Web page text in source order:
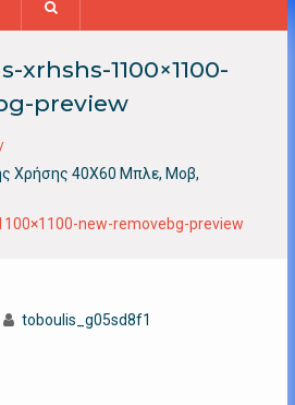
xrhshs-1100×1100-
preview
Χρήσης 40Χ60 Μπλε, Μοβ,
new-removebg-preview
toboulis_g05sd8f1